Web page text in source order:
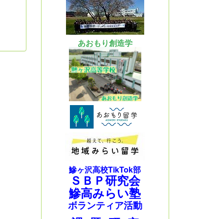
あおもり創造学
鰺ヶ沢高校TikTok部
ＳＢＰ研究会
鰺高みらい塾
ボランティア活動